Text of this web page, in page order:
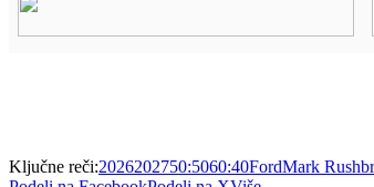
Ključne reči:2026202750:5060:40FordMark